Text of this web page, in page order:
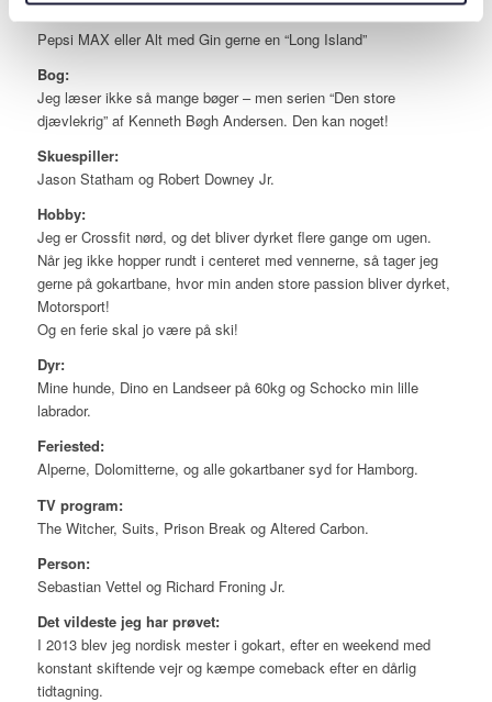
Pepsi MAX eller Alt med Gin gerne en “Long Island”
Bog:
Jeg læser ikke så mange bøger – men serien “Den store
djævlekrig” af Kenneth Bøgh Andersen. Den kan noget!
Skuespiller:
Jason Statham og Robert Downey Jr.
Hobby:
Jeg er Crossfit nørd, og det bliver dyrket flere gange om ugen.
Når jeg ikke hopper rundt i centeret med vennerne, så tager jeg
gerne på gokartbane, hvor min anden store passion bliver dyrket,
Motorsport!
Og en ferie skal jo være på ski!
Dyr:
Mine hunde, Dino en Landseer på 60kg og Schocko min lille
labrador.
Feriested:
Alperne, Dolomitterne, og alle gokartbaner syd for Hamborg.
TV program:
The Witcher, Suits, Prison Break og Altered Carbon.
Person:
Sebastian Vettel og Richard Froning Jr.
Det vildeste jeg har prøvet:
I 2013 blev jeg nordisk mester i gokart, efter en weekend med
konstant skiftende vejr og kæmpe comeback efter en dårlig
tidtagning.